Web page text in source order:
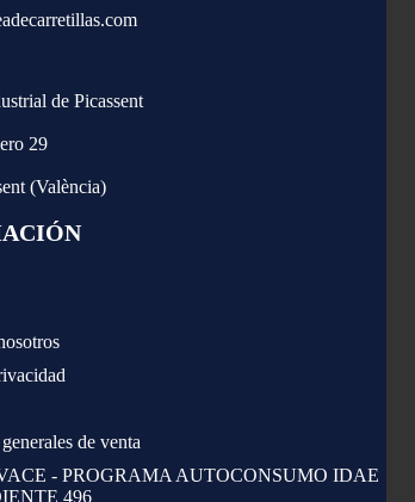
de Picassent
29
(València)
de venta
- PROGRAMA AUTOCONSUMO IDAE
496